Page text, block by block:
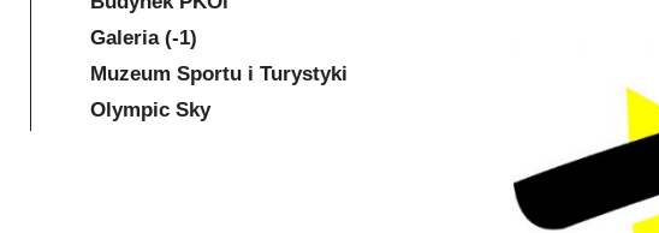
Galeria (-1)
Muzeum Sportu i Turystyki
Olympic Sky